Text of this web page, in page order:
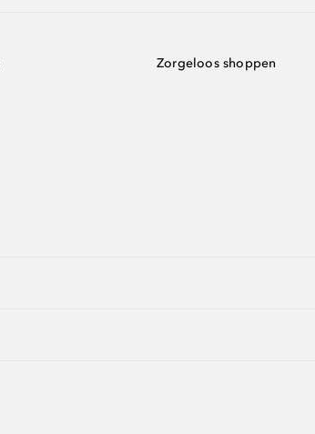
Zorgeloos shoppen